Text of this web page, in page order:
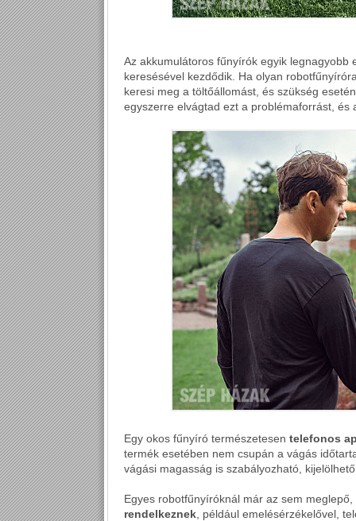
Az akkumulátoros fűnyírók egyik
keresésével kezdődik. Ha olyan
keresi meg a töltőállomást, és szükség
egyszerre elvágtad ezt a problémaforrást, és
Egy okos fűnyíró természetesen telefonos
termék esetében nem csupán a vágás
vágási magasság is szabályozható,
Egyes robotfűnyíróknál már az sem
rendelkeznek , például emelésérzékelővel,